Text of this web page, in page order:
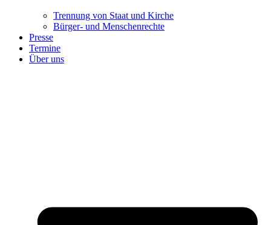
Trennung ​​​​​​​von Staat und Kirche
Bürger- und Menschenrechte
Presse
Termine
Über uns